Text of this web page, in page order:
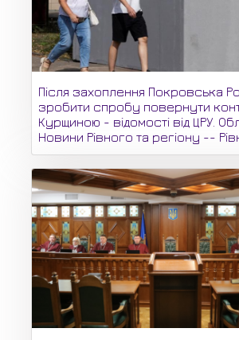
Після захоплення Покровська
зробити спробу повернути
Курщиною - відомості від ЦРУ.
Новини Рівного та регіону --